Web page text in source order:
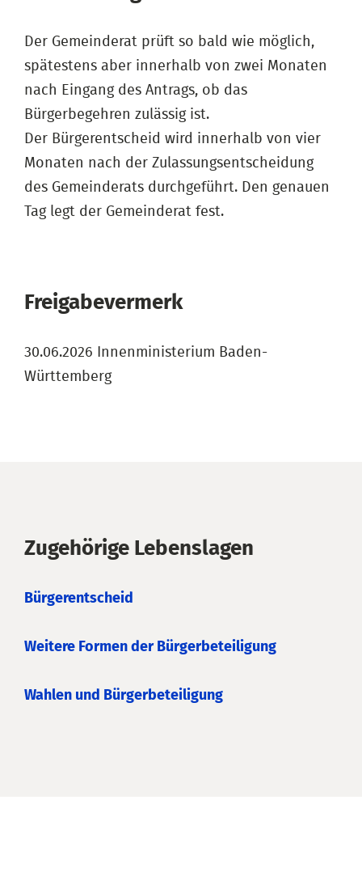
Der Gemeinderat prüft so bald wie möglich,
spätestens aber innerhalb von zwei Monaten
nach Eingang des Antrags, ob das
Bürgerbegehren zulässig ist.
Der Bürgerentscheid wird innerhalb von vier
Monaten nach der Zulassungsentscheidung
des Gemeinderats durchgeführt. Den genauen
Tag legt der Gemeinderat fest.
Freigabevermerk
30.06.2026 Innenministerium Baden-
Württemberg
Zugehörige Lebenslagen
Bürgerentscheid
Weitere Formen der Bürgerbeteiligung
Wahlen und Bürgerbeteiligung